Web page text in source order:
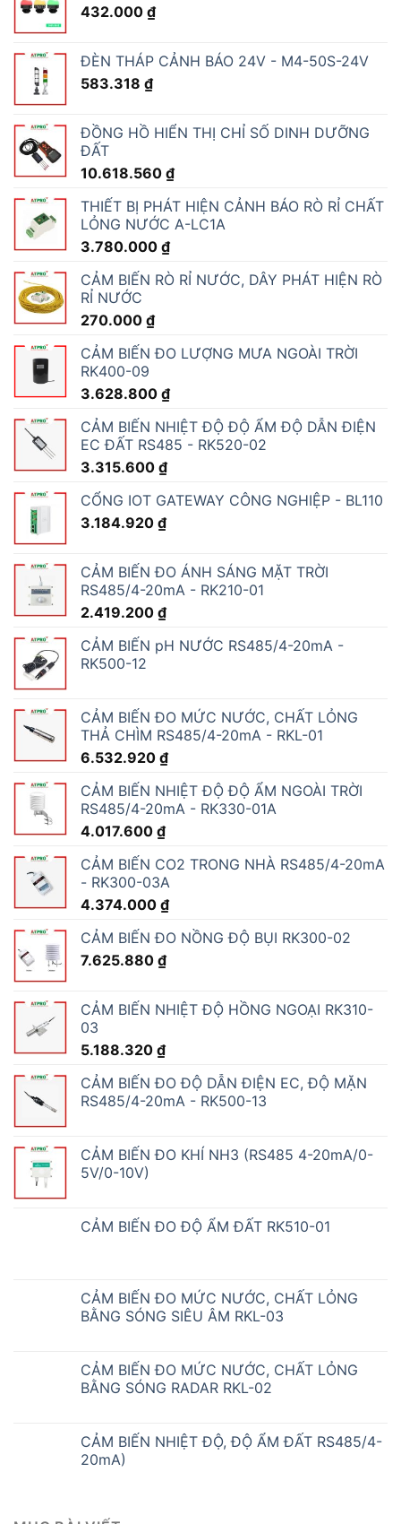
432.000 ₫
ĐÈN THÁP CẢNH BÁO 24V - M4-50S-24V
583.318 ₫
ĐỒNG HỒ HIỂN THỊ CHỈ SỐ DINH DƯỠNG
ĐẤT
10.618.560 ₫
THIẾT BỊ PHÁT HIỆN CẢNH BÁO RÒ RỈ CHẤT
LỎNG NƯỚC A-LC1A
3.780.000 ₫
CẢM BIẾN RÒ RỈ NƯỚC, DÂY PHÁT HIỆN RÒ
RỈ NƯỚC
270.000 ₫
CẢM BIẾN ĐO LƯỢNG MƯA NGOÀI TRỜI
RK400-09
3.628.800 ₫
CẢM BIẾN NHIỆT ĐỘ ĐỘ ẨM ĐỘ DẪN ĐIỆN
EC ĐẤT RS485 - RK520-02
3.315.600 ₫
CỔNG IOT GATEWAY CÔNG NGHIỆP - BL110
3.184.920 ₫
CẢM BIẾN ĐO ÁNH SÁNG MẶT TRỜI
RS485/4-20mA - RK210-01
2.419.200 ₫
CẢM BIẾN pH NƯỚC RS485/4-20mA -
RK500-12
CẢM BIẾN ĐO MỨC NƯỚC, CHẤT LỎNG
THẢ CHÌM RS485/4-20mA - RKL-01
6.532.920 ₫
CẢM BIẾN NHIỆT ĐỘ ĐỘ ẨM NGOÀI TRỜI
RS485/4-20mA - RK330-01A
4.017.600 ₫
CẢM BIẾN CO2 TRONG NHÀ RS485/4-20mA
- RK300-03A
4.374.000 ₫
CẢM BIẾN ĐO NỒNG ĐỘ BỤI RK300-02
7.625.880 ₫
CẢM BIẾN NHIỆT ĐỘ HỒNG NGOẠI RK310-
03
5.188.320 ₫
CẢM BIẾN ĐO ĐỘ DẪN ĐIỆN EC, ĐỘ MẶN
RS485/4-20mA - RK500-13
CẢM BIẾN ĐO KHÍ NH3 (RS485 4-20mA/0-
5V/0-10V)
CẢM BIẾN ĐO ĐỘ ẨM ĐẤT RK510-01
CẢM BIẾN ĐO MỨC NƯỚC, CHẤT LỎNG
BẰNG SÓNG SIÊU ÂM RKL-03
CẢM BIẾN ĐO MỨC NƯỚC, CHẤT LỎNG
BẰNG SÓNG RADAR RKL-02
CẢM BIẾN NHIỆT ĐỘ, ĐỘ ẨM ĐẤT RS485/4-
20mA)